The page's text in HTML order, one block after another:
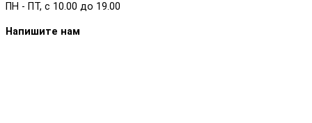
ПН - ПТ, с 10.00 до 19.00
Напишите нам